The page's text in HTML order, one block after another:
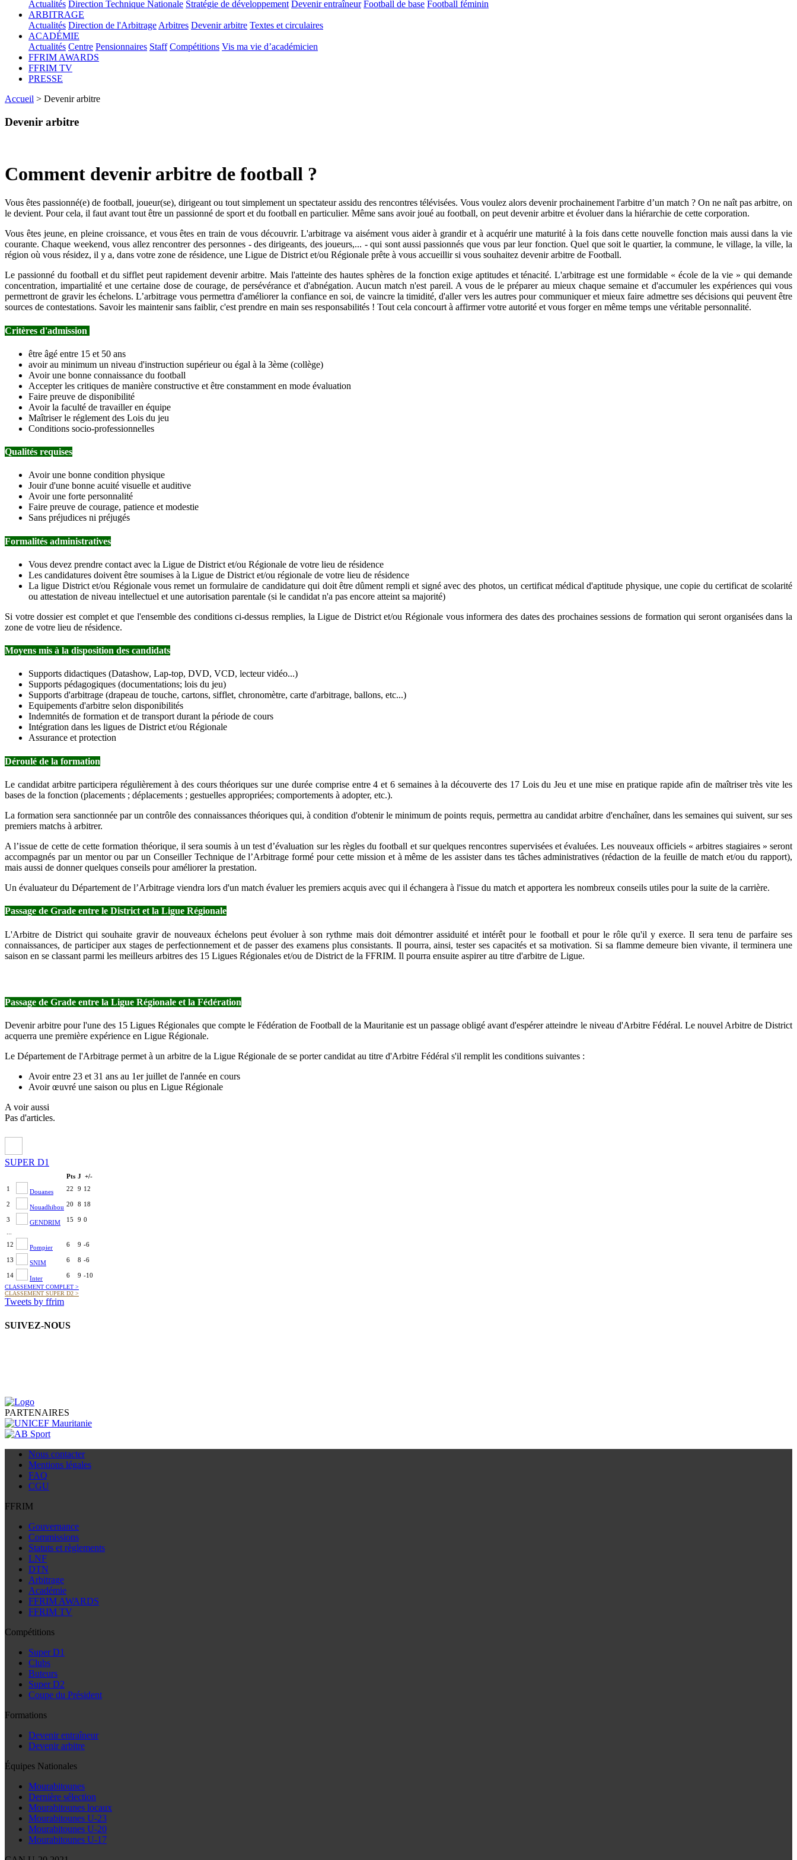
Actualités Direction Technique Nationale Stratégie de développement Devenir entraîneur Football de base Football féminin
ARBITRAGE
Actualités Direction de l'Arbitrage Arbitres Devenir arbitre Textes et circulaires
ACADÉMIE
Actualités Centre Pensionnaires Staff Compétitions Vis ma vie d’académicien
FFRIM AWARDS
FFRIM TV
PRESSE
Accueil > Devenir arbitre
Devenir arbitre
Comment devenir arbitre de football ?
Vous êtes passionné(e) de football, joueur(se), dirigeant ou tout simplement un spectateur assidu des rencontres télévisées. Vous voulez alors devenir prochainement l'arbitre d’un match ? On ne naît pas arbitre, on
le devient. Pour cela, il faut avant tout être un passionné de sport et du football en particulier. Même sans avoir joué au football, on peut devenir arbitre et évoluer dans la hiérarchie de cette corporation.
Vous êtes jeune, en pleine croissance, et vous êtes en train de vous découvrir. L'arbitrage va aisément vous aider à grandir et à acquérir une maturité à la fois dans cette nouvelle fonction mais aussi dans la vie
courante. Chaque weekend, vous allez rencontrer des personnes - des dirigeants, des joueurs,... - qui sont aussi passionnés que vous par leur fonction. Quel que soit le quartier, la commune, le village, la ville, la
région où vous résidez, il y a, dans votre zone de résidence, une Ligue de District et/ou Régionale prête à vous accueillir si vous souhaitez devenir arbitre de Football.
Le passionné du football et du sifflet peut rapidement devenir arbitre. Mais l'atteinte des hautes sphères de la fonction exige aptitudes et ténacité. L'arbitrage est une formidable « école de la vie » qui demande
concentration, impartialité et une certaine dose de courage, de persévérance et d'abnégation. Aucun match n'est pareil. A vous de le préparer au mieux chaque semaine et d'accumuler les expériences qui vous
permettront de gravir les échelons. L’arbitrage vous permettra d'améliorer la confiance en soi, de vaincre la timidité, d'aller vers les autres pour communiquer et mieux faire admettre ses décisions qui peuvent être
sources de contestations. Savoir les maintenir sans faiblir, c'est prendre en main ses responsabilités ! Tout cela concourt à affirmer votre autorité et vous forger en même temps une véritable personnalité.
Critères d'admission
être âgé entre 15 et 50 ans
avoir au minimum un niveau d'instruction supérieur ou égal à la 3ème (collège)
Avoir une bonne connaissance du football
Accepter les critiques de manière constructive et être constamment en mode évaluation
Faire preuve de disponibilité
Avoir la faculté de travailler en équipe
Maîtriser le réglement des Lois du jeu
Conditions socio-professionnelles
Qualités requises
Avoir une bonne condition physique
Jouir d'une bonne acuité visuelle et auditive
Avoir une forte personnalité
Faire preuve de courage, patience et modestie
Sans préjudices ni préjugés
Formalités administratives
Vous devez prendre contact avec la Ligue de District et/ou Régionale de votre lieu de résidence
Les candidatures doivent être soumises à la Ligue de District et/ou régionale de votre lieu de résidence
La ligue District et/ou Régionale vous remet un formulaire de candidature qui doit être dûment rempli et signé avec des photos, un certificat médical d'aptitude physique, une copie du certificat de scolarité
ou attestation de niveau intellectuel et une autorisation parentale (si le candidat n'a pas encore atteint sa majorité)
Si votre dossier est complet et que l'ensemble des conditions ci-dessus remplies, la Ligue de District et/ou Régionale vous informera des dates des prochaines sessions de formation qui seront organisées dans la
zone de votre lieu de résidence.
Moyens mis à la disposition des candidats
Supports didactiques (Datashow, Lap-top, DVD, VCD, lecteur vidéo...)
Supports pédagogiques (documentations; lois du jeu)
Supports d'arbitrage (drapeau de touche, cartons, sifflet, chronomètre, carte d'arbitrage, ballons, etc...)
Equipements d'arbitre selon disponibilités
Indemnités de formation et de transport durant la période de cours
Intégration dans les ligues de District et/ou Régionale
Assurance et protection
Déroulé de la formation
Le candidat arbitre participera régulièrement à des cours théoriques sur une durée comprise entre 4 et 6 semaines à la découverte des 17 Lois du Jeu et une mise en pratique rapide afin de maîtriser très vite les
bases de la fonction (placements ; déplacements ; gestuelles appropriées; comportements à adopter, etc.).
La formation sera sanctionnée par un contrôle des connaissances théoriques qui, à condition d'obtenir le minimum de points requis, permettra au candidat arbitre d'enchaîner, dans les semaines qui suivent, sur ses
premiers matchs à arbitrer.
A l’issue de cette de cette formation théorique, il sera soumis à un test d’évaluation sur les règles du football et sur quelques rencontres supervisées et évaluées. Les nouveaux officiels « arbitres stagiaires » seront
accompagnés par un mentor ou par un Conseiller Technique de l’Arbitrage formé pour cette mission et à même de les assister dans tes tâches administratives (rédaction de la feuille de match et/ou du rapport),
mais aussi de donner quelques conseils pour améliorer la prestation.
Un évaluateur du Département de l’Arbitrage viendra lors d'un match évaluer les premiers acquis avec qui il échangera à l'issue du match et apportera les nombreux conseils utiles pour la suite de la carrière.
Passage de Grade entre le District et la Ligue Régionale
L'Arbitre de District qui souhaite gravir de nouveaux échelons peut évoluer à son rythme mais doit démontrer assiduité et intérêt pour le football et pour le rôle qu'il y exerce. Il sera tenu de parfaire ses
connaissances, de participer aux stages de perfectionnement et de passer des examens plus consistants. Il pourra, ainsi, tester ses capacités et sa motivation. Si sa flamme demeure bien vivante, il terminera une
saison en se classant parmi les meilleurs arbitres des 15 Ligues Régionales et/ou de District de la FFRIM. Il pourra ensuite aspirer au titre d'arbitre de Ligue.
Passage de Grade entre la Ligue Régionale et la Fédération
Devenir arbitre pour l'une des 15 Ligues Régionales que compte le Fédération de Football de la Mauritanie est un passage obligé avant d'espérer atteindre le niveau d'Arbitre Fédéral. Le nouvel Arbitre de District
acquerra une première expérience en Ligue Régionale.
Le Département de l'Arbitrage permet à un arbitre de la Ligue Régionale de se porter candidat au titre d'Arbitre Fédéral s'il remplit les conditions suivantes :
Avoir entre 23 et 31 ans au 1er juillet de l'année en cours
Avoir œuvré une saison ou plus en Ligue Régionale
A voir aussi
Pas d'articles.
SUPER D1
Pts J +/-
1
Douanes 22 9 12
2 Nouadhibou 20 8 18
3 GENDRIM 15 9 0
12
Pompier 6 9 -6
13 SNIM 6 8 -6
14 Inter 6 9 -10
CLASSEMENT COMPLET >
CLASSEMENT SUPER D2 >
Tweets by ffrim
SUIVEZ-NOUS
PARTENAIRES
Nous contacter
Mentions légales
FAQ
CGU
FFRIM
Gouvernance
Commissions
Statuts et règlements
LNF
DTN
Arbitrage
Académie
FFRIM AWARDS
FFRIM TV
Compétitions
Super D1
Clubs
Buteurs
Super D2
Coupe du Président
Formations
Devenir entraîneur
Devenir arbitre
Équipes Nationales
Mourabitounes
Dernière sélection
Mourabitounes locaux
Mourabitounes U-23
Mourabitounes U-20
Mourabitounes U-17